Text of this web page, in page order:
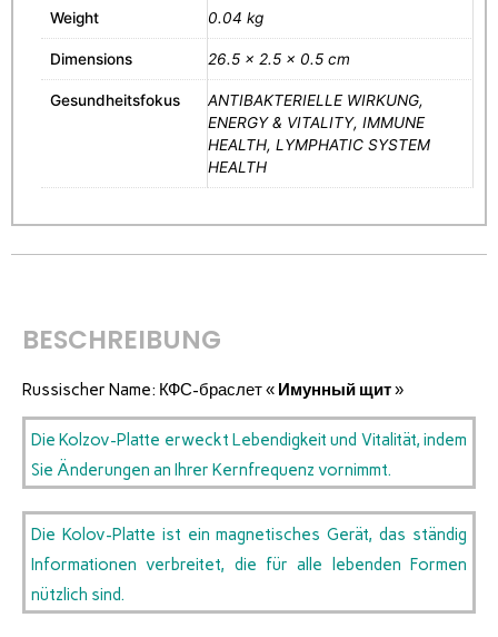
Weight 0.04 kg
Dimensions 26.5 × 2.5 × 0.5 cm
Gesundheitsfokus
ANTIBAKTERIELLE WIRKUNG,
ENERGY & VITALITY, IMMUNE
HEALTH, LYMPHATIC SYSTEM
HEALTH
BESCHREIBUNG
Russischer Name: КФС-браслет « Имунный щит»
Die Kolzov-Platte erweckt Lebendigkeit und Vitalität, indem
Sie Änderungen an Ihrer Kernfrequenz vornimmt.
Die Kolov-Platte ist ein magnetisches Gerät, das ständig
Informationen verbreitet, die für alle lebenden Formen
nützlich sind.